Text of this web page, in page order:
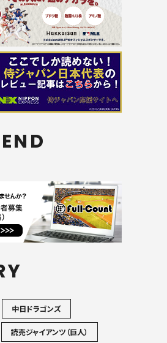
中日ドラゴンズ
読売ジャイアンツ（巨人）